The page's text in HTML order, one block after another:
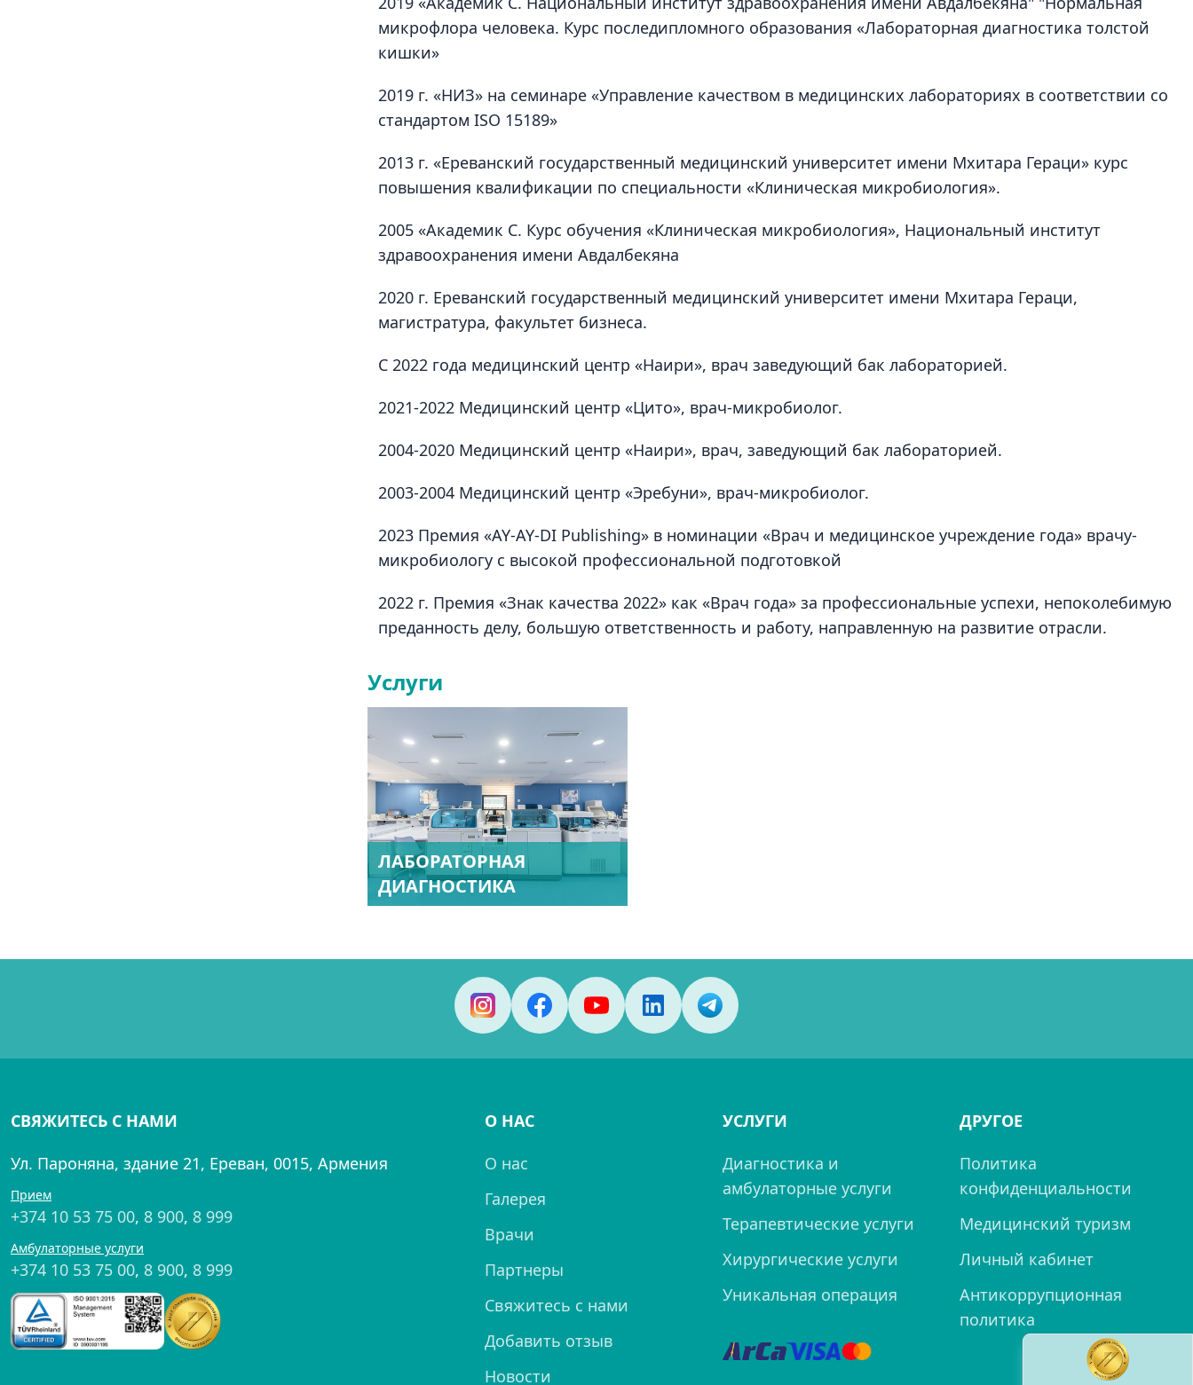
микрофлора человека. Курс последипломного образования «Лабораторная диагностика толстой
кишки»
2019 г. «НИЗ» на семинаре «Управление качеством в медицинских лабораториях в соответствии со
стандартом ISO 15189»
2013 г. «Ереванский государственный медицинский университет имени Мхитара Гераци» курс
повышения квалификации по специальности «Клиническая микробиология».
2005 «Академик С. Курс обучения «Клиническая микробиология», Национальный институт
здравоохранения имени Авдалбекяна
2020 г. Ереванский государственный медицинский университет имени Мхитара Гераци,
магистратура, факультет бизнеса.
С 2022 года медицинский центр «Наири», врач заведующий бак лабораторией.
2021-2022 Медицинский центр «Цито», врач-микробиолог.
2004-2020 Медицинский центр «Наири», врач, заведующий бак лабораторией.
2003-2004 Медицинский центр «Эребуни», врач-микробиолог.
2023 Премия «AY-AY-DI Publishing» в номинации «Врач и медицинское учреждение года» врачу-
микробиологу с высокой профессиональной подготовкой
2022 г. Премия «Знак качества 2022» как «Врач года» за профессиональные успехи, непоколебимую
преданность делу, большую ответственность и работу, направленную на развитие отрасли.
Услуги
ЛАБОРАТОРНАЯ
ДИАГНОСТИКА
СВЯЖИТЕСЬ С НАМИ
Ул. Пароняна, здание 21, Ереван, 0015, Армения
Прием
+374 10 53 75 00, 8 900, 8 999
Амбулаторные услуги
+374 10 53 75 00, 8 900, 8 999
О НАС
О нас
Галерея
Врачи
Партнеры
Свяжитесь с нами
Добавить отзыв
Новости
УСЛУГИ
Диагностика и
амбулаторные услуги
Терапевтические услуги
Хирургические услуги
Уникальная операция
ДРУГОЕ
Политика
конфиденциальности
Медицинский туризм
Личный кабинет
Антикоррупционная
политика